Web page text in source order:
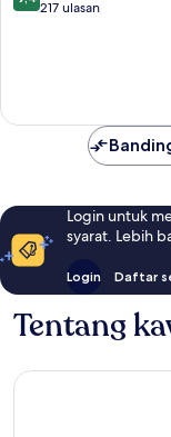
dari217 ulasan
Login untuk
syarat. Lebih
Login Daftar
Tentang